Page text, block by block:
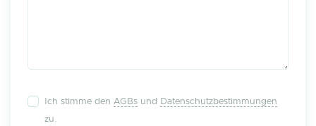
Ich stimme den AGBs und
Datenschutzbestimmungen
zu.